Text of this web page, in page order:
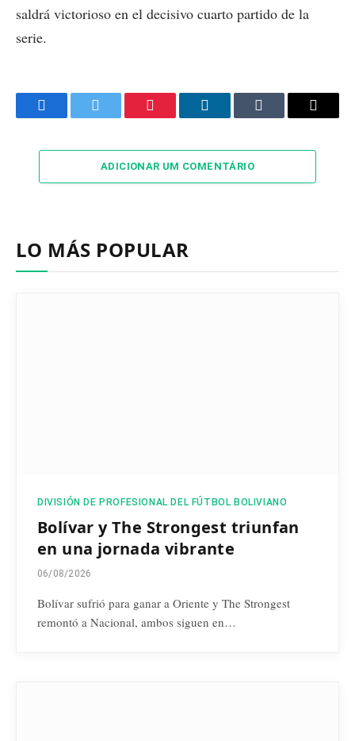
saldrá victorioso en el decisivo cuarto partido de la
serie.
FacebookTwitter Pinterest LinkedInTumblr Email
ADICIONAR UM COMENTÁRIO
LO MÁS POPULAR
DIVISIÓN DE PROFESIONAL DEL FÚTBOL BOLIVIANO
Bolívar y The Strongest triunfan
en una jornada vibrante
06/08/2026
Bolívar sufrió para ganar a Oriente y The Strongest
remontó a Nacional, ambos siguen en…